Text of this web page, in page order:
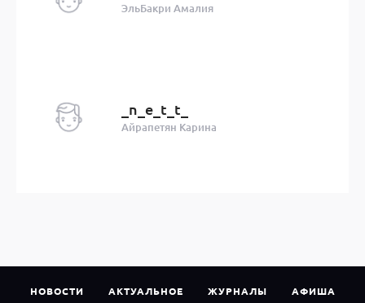
ЭльБакри Амалия
_n_e_t_t_
Айрапетян Карина
НОВОСТИ АКТУАЛЬНОЕ ЖУРНАЛЫ
АФИША